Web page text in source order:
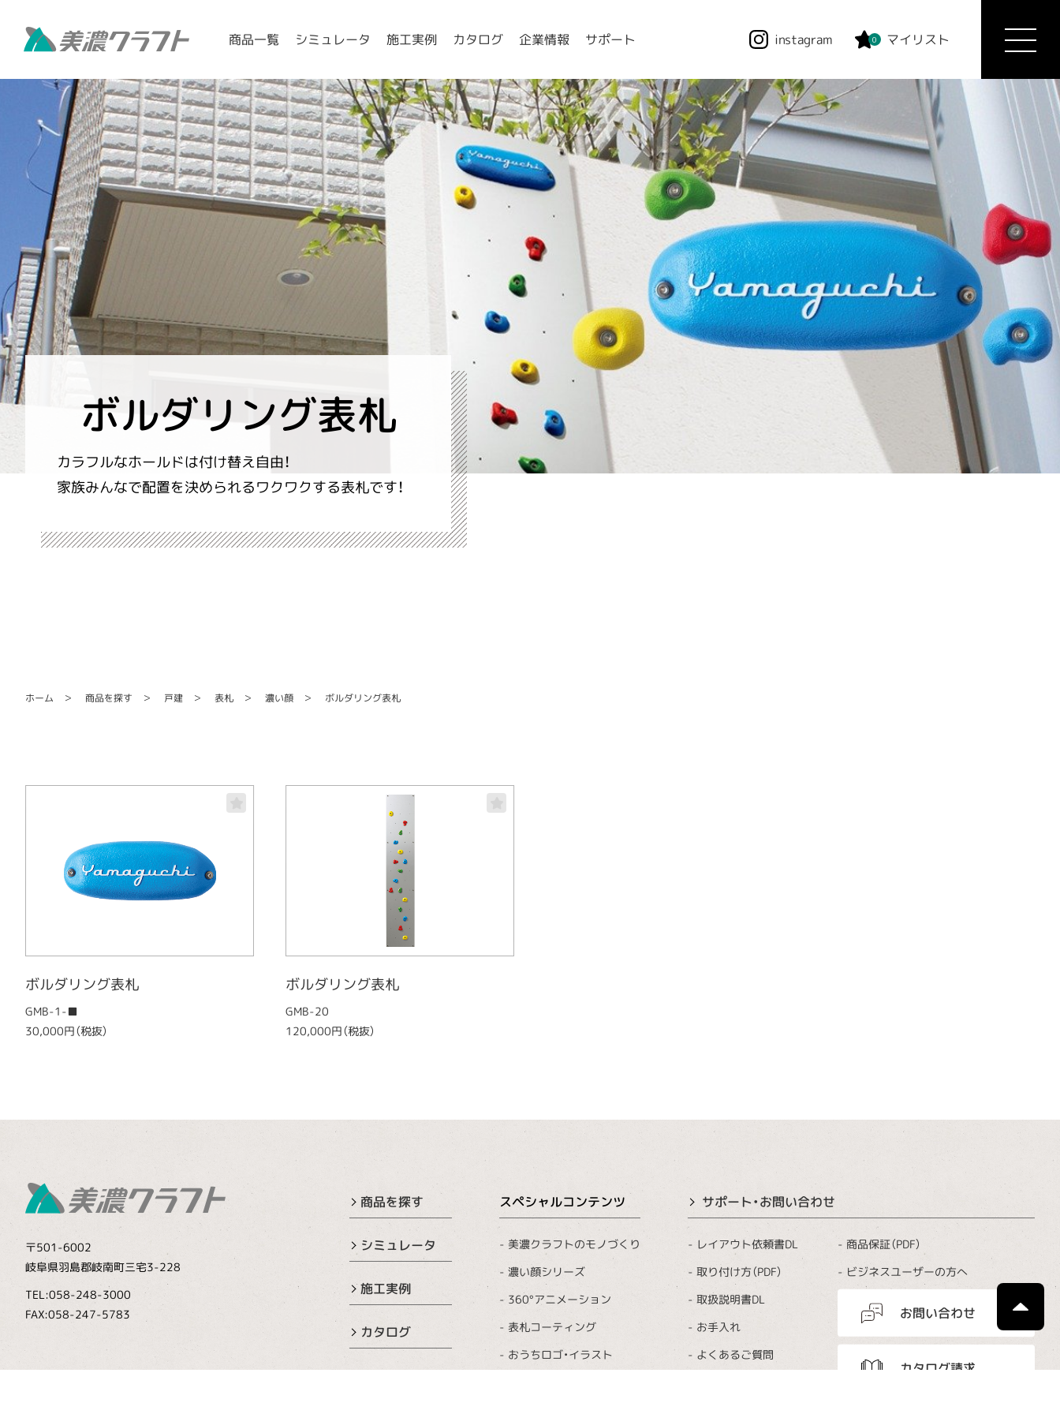
商品一覧 シミュレータ 施工実例 カタログ 企業情報 サポート instagram 0 マイリスト
ボルダリング表札
カラフルなホールドは付け替え自由！
家族みんなで配置を決められるワクワクする表札です！
ホーム 商品を探す 戸建 表札 濃い顔 ボルダリング表札
ボルダリング表札
GMB-1-■
30,000円（税抜）
ボルダリング表札
GMB-20
120,000円（税抜）
〒501-6002
岐阜県羽島郡岐南町三宅3-228
TEL:058-248-3000
FAX:058-247-5783
商品を探す
シミュレータ
施工実例
カタログ
スペシャルコンテンツ
美濃クラフトのモノづくり
濃い顔シリーズ
360°アニメーション
表札コーティング
おうちロゴ・イラスト
サポート・お問い合わせ
レイアウト依頼書DL
取り付け方（PDF）
取扱説明書DL
お手入れ
よくあるご質問
商品保証（PDF）
ビジネスユーザーの方へ
お問い合わせ
カタログ請求